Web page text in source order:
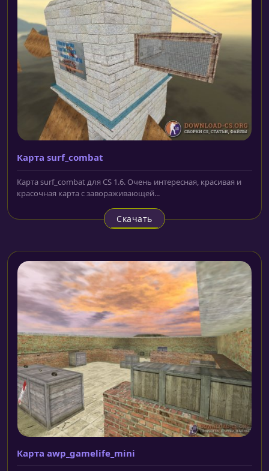
Карта surf_combat
Карта surf_combat для CS 1.6. Очень интересная, красивая и
красочная карта с завораживающей...
Скачать
Карта awp_gamelife_mini